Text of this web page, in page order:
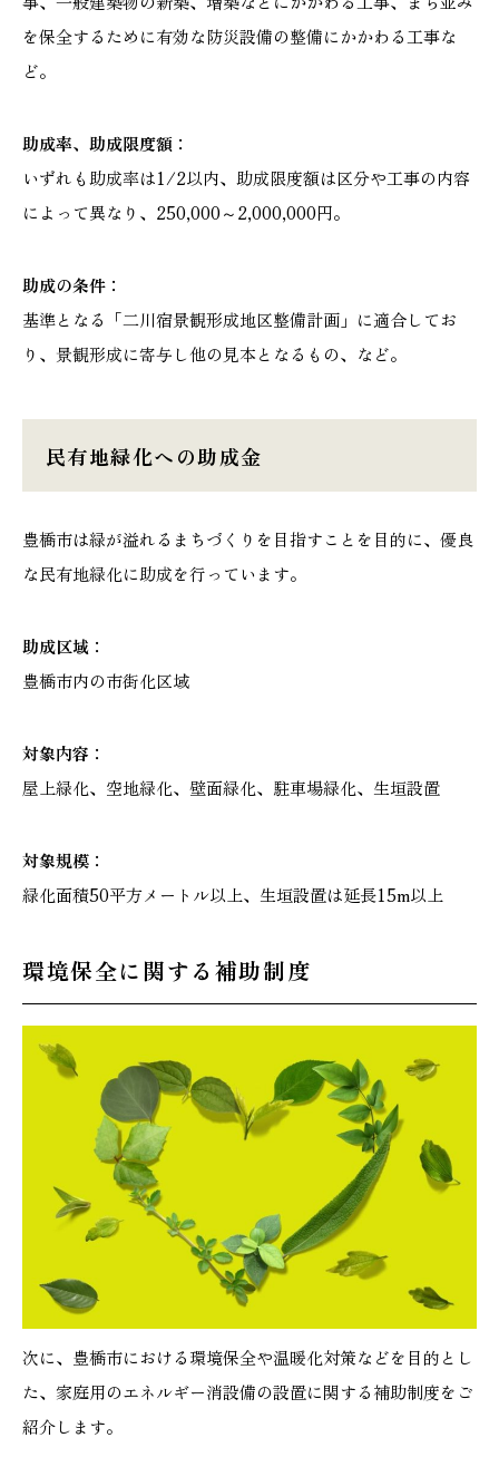
を保全するために有効な防災設備の整備にかかわる工事な
ど。
助成率、助成限度額：
いずれも助成率は1/2以内、助成限度額は区分や工事の内容
によって異なり、250,000～2,000,000円。
助成の条件：
基準となる「二川宿景観形成地区整備計画」に適合してお
り、景観形成に寄与し他の見本となるもの、など。
民有地緑化への助成金
豊橋市は緑が溢れるまちづくりを目指すことを目的に、優良
な民有地緑化に助成を行っています。
助成区域：
豊橋市内の市街化区域
対象内容：
屋上緑化、空地緑化、壁面緑化、駐車場緑化、生垣設置
対象規模：
緑化面積50平方メートル以上、生垣設置は延長15m以上
環境保全に関する補助制度
次に、豊橋市における環境保全や温暖化対策などを目的とし
た、家庭用のエネルギー消設備の設置に関する補助制度をご
紹介します。